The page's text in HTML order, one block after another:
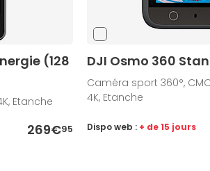
(128
Etanche
269€95
DJI Osmo 360
Caméra sport 360°,
4K, Etanche
Dispo web : + de 15 jours